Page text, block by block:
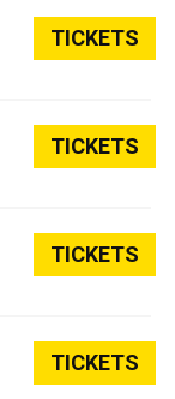
TICKETS
TICKETS
TICKETS
TICKETS